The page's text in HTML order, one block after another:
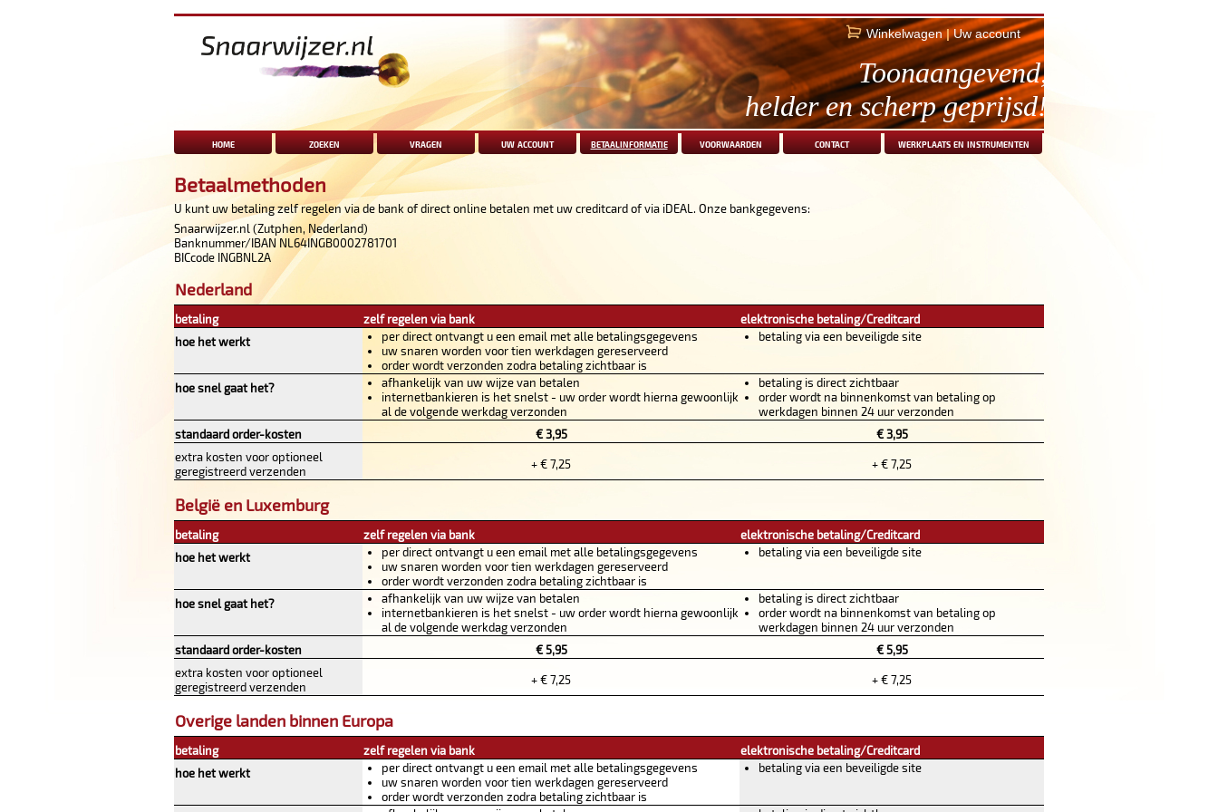
Winkelwagen | Uw account
Toonaangevend,
helder en scherp geprijsd!
home zoeken vragen uw account betaalinformatie voorwaarden contact werkplaats en instrumenten
Betaalmethoden
U kunt uw betaling zelf regelen via de bank of direct online betalen met uw creditcard of via iDEAL. Onze bankgegevens:
Snaarwijzer.nl (Zutphen, Nederland)
Banknummer/IBAN NL64INGB0002781701
BICcode INGBNL2A
Nederland
betaling zelf regelen via bank
elektronische betaling/Creditcard
hoe het werkt
per direct ontvangt u een email met alle betalingsgegevens
uw snaren worden voor tien werkdagen gereserveerd
order wordt verzonden zodra betaling zichtbaar is
betaling via een beveiligde site
hoe snel gaat het?
afhankelijk van uw wijze van betalen
internetbankieren is het snelst - uw order wordt hierna gewoonlijk
al de volgende werkdag verzonden
betaling is direct zichtbaar
order wordt na binnenkomst van betaling op
werkdagen binnen 24 uur verzonden
standaard order-kosten
€ 3,95
€ 3,95
extra kosten voor optioneel
geregistreerd verzenden
+ € 7,25 + € 7,25
België en Luxemburg
betaling zelf regelen via bank
elektronische betaling/Creditcard
hoe het werkt
per direct ontvangt u een email met alle betalingsgegevens
uw snaren worden voor tien werkdagen gereserveerd
order wordt verzonden zodra betaling zichtbaar is
betaling via een beveiligde site
hoe snel gaat het?
afhankelijk van uw wijze van betalen
internetbankieren is het snelst - uw order wordt hierna gewoonlijk
al de volgende werkdag verzonden
betaling is direct zichtbaar
order wordt na binnenkomst van betaling op
werkdagen binnen 24 uur verzonden
standaard order-kosten
€ 5,95
€ 5,95
extra kosten voor optioneel
geregistreerd verzenden
+ € 7,25 + € 7,25
Overige landen binnen Europa
betaling zelf regelen via bank
elektronische betaling/Creditcard
hoe het werkt
per direct ontvangt u een email met alle betalingsgegevens
uw snaren worden voor tien werkdagen gereserveerd
order wordt verzonden zodra betaling zichtbaar is
betaling via een beveiligde site